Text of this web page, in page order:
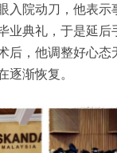
入院动刀，他表示
业典礼，于是延后
后，他调整好心态
逐渐恢复。